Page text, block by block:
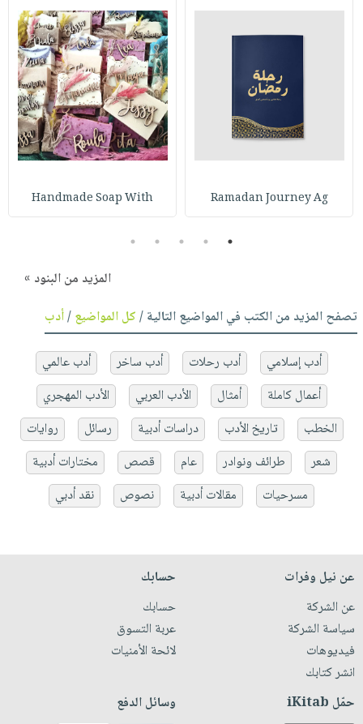
Ramadan Journey Ag
Handmade Soap With
1
2
3
4
5
المزيد من البنود »
تصفح المزيد من الكتب في المواضيع التالية /كل المواضيع/أدب
أدب إسلامي أدب رحلات أدب ساخر
أدب عالمي
أعمال كاملة
أمثال الأدب العربي
الأدب المهجري
الخطب
تاريخ الأدب دراسات أدبية رسائل
روايات
شعر
طرائف ونوادر عام قصص
مختارات أدبية
مسرحيات
مقالات أدبية نصوص نقد أدبي
عن نيل وفرات
عن الشركة
سياسة الشركة
فيديوهات
انشر كتابك
حسابك
حسابك
عربة التسوق
لائحة الأمنيات
حمّل iKitab وسائل الدفع